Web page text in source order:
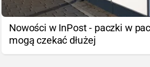
Nowości w InPost - paczki w
mogą czekać dłużej